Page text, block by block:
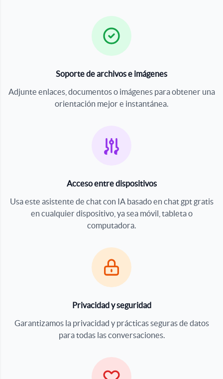
Soporte de archivos e imágenes
Adjunte enlaces, documentos o imágenes para obtener una
orientación mejor e instantánea.
Acceso entre dispositivos
Usa este asistente de chat con IA basado en chat gpt gratis
en cualquier dispositivo, ya sea móvil, tableta o
computadora.
Privacidad y seguridad
Garantizamos la privacidad y prácticas seguras de datos
para todas las conversaciones.